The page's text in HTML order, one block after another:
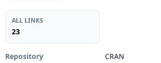
ALL LINKS
23
Repository
CRAN